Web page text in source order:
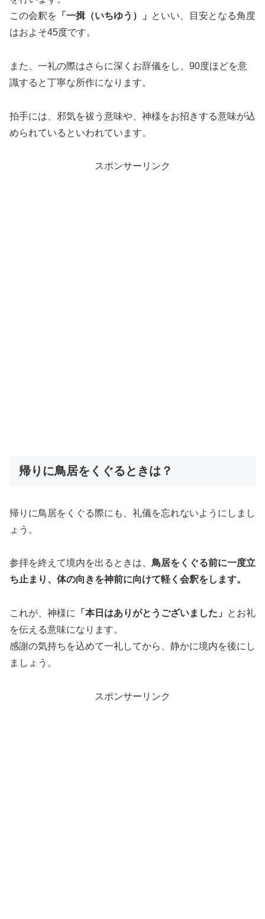
この会釈を 「一揖（いちゆう）」
といい、目安となる角度
はおよそ45度です。
また、一礼の際はさらに深くお辞儀をし、90度ほどを意
識すると丁寧な所作になります。
拍手には、邪気を祓う意味や、神様をお招きする意味が込
められているといわれています。
スポンサーリンク
帰りに鳥居をくぐるときは？
帰りに鳥居をくぐる際にも、礼儀を忘れないようにしまし
ょう。
参拝を終えて境内を出るときは、 鳥居をくぐる前に一度立
ち止まり、体の向きを神前に向けて軽く会釈をします。
これが、神様に 「本日はありがとうございました」
とお礼
を伝える意味になります。
感謝の気持ちを込めて一礼してから、静かに境内を後にし
ましょう。
スポンサーリンク